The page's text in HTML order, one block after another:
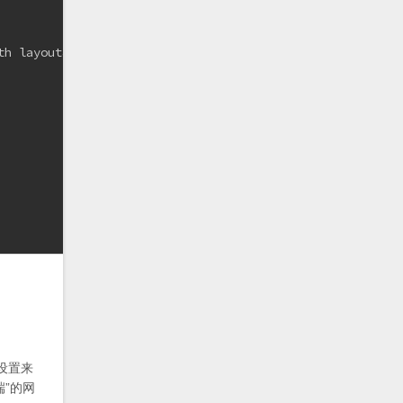
layout&lt;/a&gt;
置来
的网